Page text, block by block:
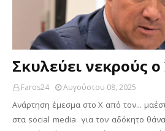
Σκυλεύει νεκρούς
Faros24 Αυγούστου 08, 2025
Ανάρτηση έμεσμα στο Χ από τον...
στα social media για τον αδόκητο